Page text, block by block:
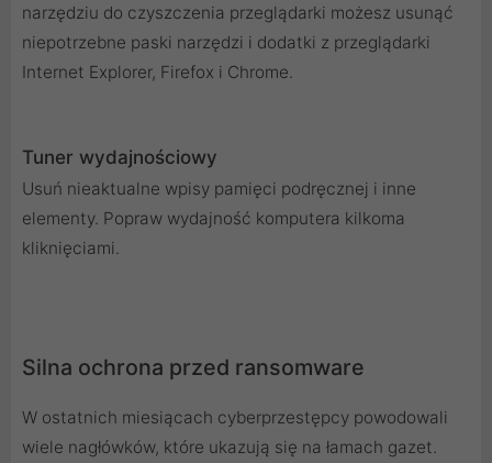
narzędziu do czyszczenia przeglądarki możesz usunąć
niepotrzebne paski narzędzi i dodatki z przeglądarki
Internet Explorer, Firefox i Chrome.
Tuner wydajnościowy
Usuń nieaktualne wpisy pamięci podręcznej i inne
elementy. Popraw wydajność komputera kilkoma
kliknięciami.
Silna ochrona przed ransomware
W ostatnich miesiącach cyberprzestępcy powodowali
wiele nagłówków, które ukazują się na łamach gazet.